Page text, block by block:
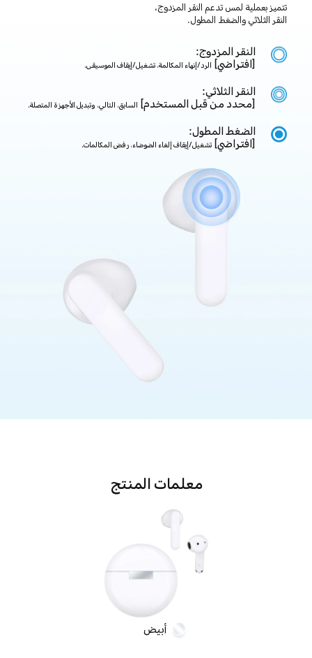
تتميز بعملية لمس تدعم النقر المزدوج،
النقر الثلاثي والضغط المطول.
النقر المزدوج:
[افتراضي] الرد/إنهاء المكالمة، تشغيل/إيقاف الموسيقى.
النقر الثلاثي:
[محدد من قبل المستخدم] السابق، التالي، وتبديل الأجهزة المتصلة.
الضغط المطول:
[افتراضي] تشغيل/إيقاف إلغاء الضوضاء، رفض المكالمات.
معلمات المنتج
أبيض